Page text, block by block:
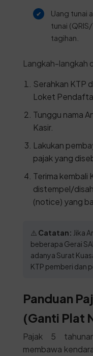
Uang tunai
tunai
tagihan.
Langkah-langkah
Serahkan KTP
Loket
Tunggu nama
Kasir.
Lakukan
pajak yang
Terima kembali
distempel/
(notice) yang
⚠️ Catatan: Jika
beberapa Gerai
adanya Surat
KTP pemberi dan
Panduan
(Ganti Plat
Pajak 5
membawa